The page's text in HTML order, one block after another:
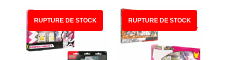
€ 149,50.
€ 138,50.
€ 149,50.
PROMO !
RUPTURE DE STOCK RUPTURE DE STOCK